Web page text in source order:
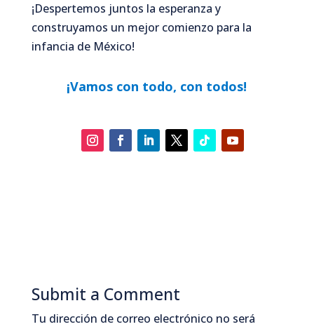
¡Despertemos juntos la esperanza y
construyamos un mejor comienzo para la
infancia de México!
¡Vamos con todo, con todos!
Submit a Comment
Tu dirección de correo electrónico no será